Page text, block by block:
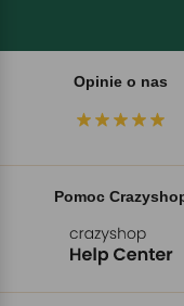
Opinie o nas
Pomoc